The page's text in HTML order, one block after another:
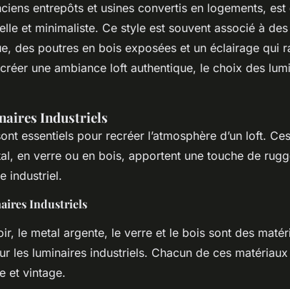
entrepôts et usines convertis en logements, est
et minimaliste. Ce style est souvent associé à
des poutres en bois exposées et un éclairage qui
une ambiance loft authentique, le choix des
Industriels
essentiels pour recréer l’atmosphère d’un loft. Ces
en verre ou en bois, apportent une touche de
industriel.
Industriels
le metal argente, le verre et le bois sont des
les luminaires industriels. Chacun de ces
et vintage.